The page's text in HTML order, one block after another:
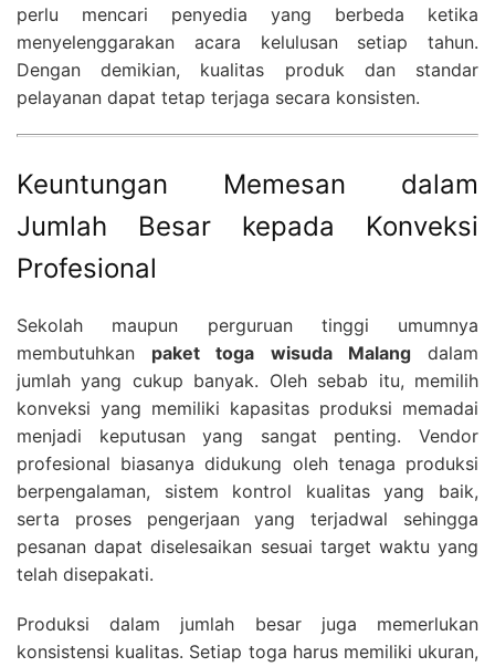
perlu mencari penyedia yang berbeda ketika
menyelenggarakan acara kelulusan setiap tahun.
Dengan demikian, kualitas produk dan standar
pelayanan dapat tetap terjaga secara konsisten.
Keuntungan Memesan dalam
Jumlah Besar kepada Konveksi
Profesional
Sekolah maupun perguruan tinggi umumnya
membutuhkan paket toga wisuda Malangdalam
jumlah yang cukup banyak. Oleh sebab itu, memilih
konveksi yang memiliki kapasitas produksi memadai
menjadi keputusan yang sangat penting. Vendor
profesional biasanya didukung oleh tenaga produksi
berpengalaman, sistem kontrol kualitas yang baik,
serta proses pengerjaan yang terjadwal sehingga
pesanan dapat diselesaikan sesuai target waktu yang
telah disepakati.
Produksi dalam jumlah besar juga memerlukan
konsistensi kualitas. Setiap toga harus memiliki ukuran,